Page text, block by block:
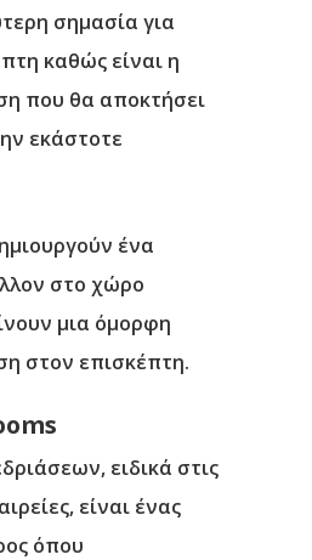
σημασία για
καθώς είναι η
που θα αποκτήσει
εκάστοτε
ένα
στο χώρο
μια όμορφη
στον επισκέπτη.
ειδικά στις
είναι ένας
όπου
Αρχική
Νέα
Επικοινωνία